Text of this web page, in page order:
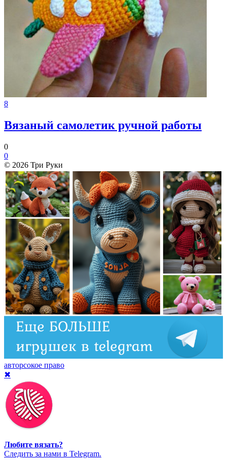
8
Вязаный самолетик ручной работы
0
0
© 2026 Три Руки
авторсокое право
✖
Любите вязать?
Cледить за нами в Telegram.